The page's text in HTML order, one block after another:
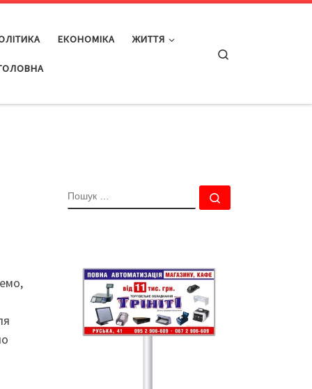
ЕКОНОМІКА ЖИТТЯ
ПОШУК